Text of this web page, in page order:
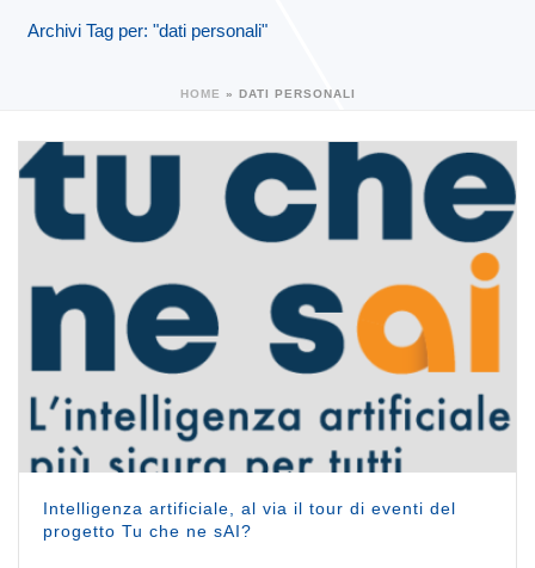
Archivi Tag per: "dati personali"
HOME » DATI PERSONALI
Intelligenza artificiale, al via il tour di eventi del
progetto Tu che ne sAI?